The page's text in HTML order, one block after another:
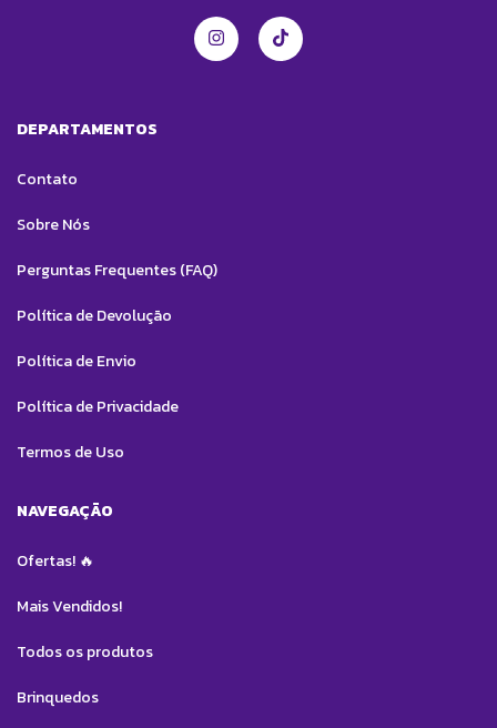
DEPARTAMENTOS
Contato
Sobre Nós
Perguntas Frequentes (FAQ)
Política de Devolução
Política de Envio
Política de Privacidade
Termos de Uso
NAVEGAÇÃO
Ofertas! 🔥
Mais Vendidos!
Todos os produtos
Brinquedos